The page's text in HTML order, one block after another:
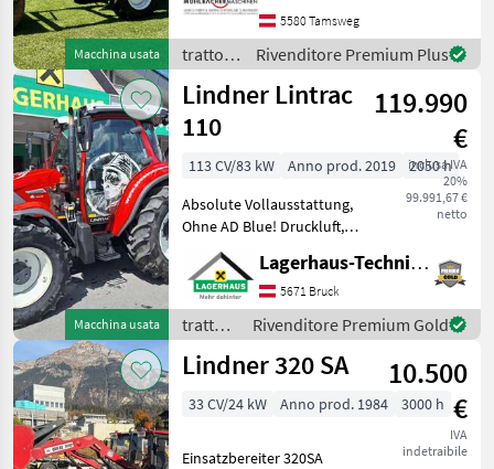
Macchina usata
pickerlpflichtig - mit
Frontlader und Schaufel -
ca. 7.550 Betriebsstunden -
5580 Tamsweg
trattori
/
Lindner
Rivenditore Premium Plus
Macchina usata
Lindner Lintrac
110
119.990
€
inclusa IVA
20%
99.991,67 €
netto
113 CV/83 kW Anno prod. 2019
2050 h
Absolute Vollausstattung,
Ohne AD Blue! Druckluft,
Fronthyfraulik mit
Frontzapfwelle, Frontlader
Hauer XB 90,
Leichtgutschaufel,
Palettengabel,
Schneeketten Wir bit
Lagerhaus-Technik Bruck
5671 Bruck
trattori
/
Lindner
Rivenditore Premium Gold
Lindner 320 SA
10.500
€
IVA
indetraibile
33 CV/24 kW Anno prod. 1984 3000 h
Einsatzbereiter 320SA